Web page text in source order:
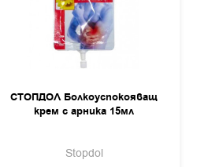
СТОПДОЛ Болкоуспокояващ
крем с арника 15мл
Stopdol